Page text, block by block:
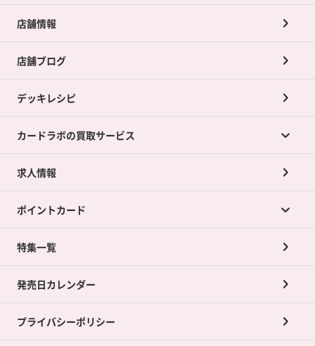
店舗情報
店舗ブログ
デッキレシピ
カードラボの買取サービス
カードラボの買取サービスTOP
店舗買取について
ネット買取について
買取承諾書について
求人情報
ポイントカード
ポイントカードTOP
ポイント交換景品
特集一覧
発売日カレンダー
プライバシーポリシー